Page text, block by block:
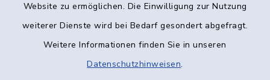
Website zu ermöglichen. Die Einwilligung zur Nutzung
weiterer Dienste wird bei Bedarf gesondert abgefragt.
Weitere Informationen finden Sie in unseren
Datenschutzhinweisen.
Elektronische Kommunikation
Sitemap